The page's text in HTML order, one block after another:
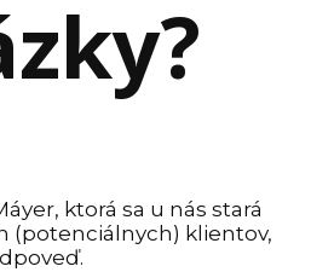
ktorá sa u nás stará
(potenciálnych) klientov,